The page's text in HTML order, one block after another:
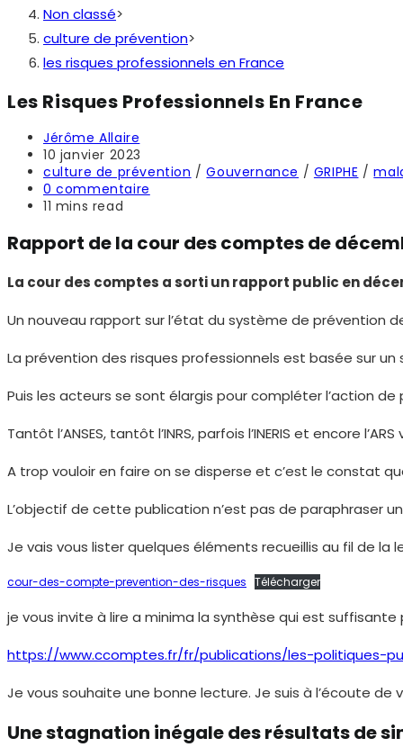
Non classé>
culture de prévention>
les risques professionnels en France
Les Risques Professionnels En France
Auteur/autrice
de
la
publication :
Jérôme Allaire
Publication
publiée :
10 janvier 2023
Post
category:
culture de prévention / Gouvernance / GRIPHE /
Commentaires
de
publication :
0 commentaire
Temps
lecture :
11 mins read
Rapport de la cour des comptes de
La cour des comptes a sorti un rapport public en
Un nouveau rapport sur l’état du système de prévention
La prévention des risques professionnels est basée sur
Puis les acteurs se sont élargis pour compléter l’action
Tantôt l’ANSES, tantôt l’INRS, parfois l’INERIS et encore
A trop vouloir en faire on se disperse et c’est le constat
L’objectif de cette publication n’est pas de paraphraser
Je vais vous lister quelques éléments recueillis au fil de
cour-des-compte-prevention-des-risques Télécharger
je vous invite à lire a minima la synthèse qui est
https://www.ccomptes.fr/fr/publications/les-politiques-
Je vous souhaite une bonne lecture. Je suis à l’écoute
Une stagnation inégale des résultats de